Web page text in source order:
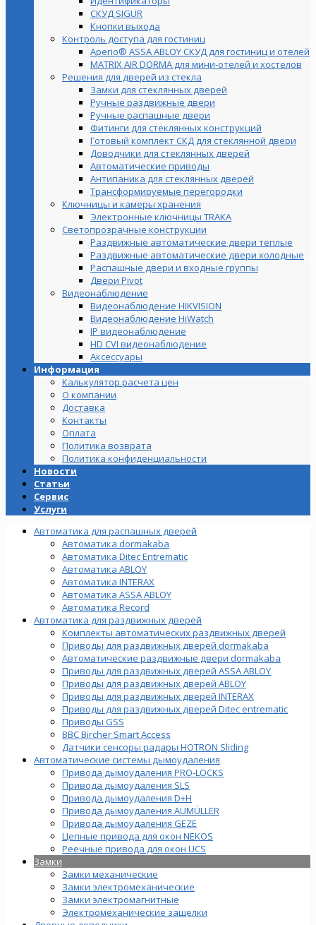
СКУД SIGUR
Кнопки выхода
Контроль доступа для гостиниц
Aperio® ASSA ABLOY СКУД для гостиниц и отелей
MATRIX AIR DORMA для мини-отелей и хостелов
Решения для дверей из стекла
Замки для стеклянных дверей
Ручные раздвижные двери
Ручные распашные двери
Фитинги для стеклянных конструкций
Готовый комплект СКД для стеклянной двери
Доводчики для стеклянных дверей
Автоматические приводы
Антипаника для стеклянных дверей
Трансформируемые перегородки
Ключницы и камеры хранения
Электронные ключницы TRAKA
Светопрозрачные конструкции
Раздвижные автоматические двери теплые
Раздвижные автоматические двери холодные
Распашные двери и входные группы
Двери Pivot
Видеонаблюдение
Видеонаблюдение HIKVISION
Видеонаблюдение HiWatch
IP видеонаблюдение
HD CVI видеонаблюдение
Аксессуары
Информация
Калькулятор расчета цен
О компании
Доставка
Контакты
Оплата
Политика возврата
Политика конфиденциальности
Новости
Статьи
Сервис
Услуги
Автоматика для распашных дверей
Автоматика dormakaba
Автоматика Ditec Entrematic
Автоматика ABLOY
Автоматика INTERAX
Автоматика ASSA ABLOY
Автоматика Record
Автоматика для раздвижных дверей
Комплекты автоматических раздвижных дверей
Приводы для раздвижных дверей dormakaba
Автоматические раздвижные двери dormakaba
Приводы для раздвижных дверей ASSA ABLOY
Приводы для раздвижных дверей ABLOY
Приводы для раздвижных дверей INTERAX
Приводы для раздвижных дверей Ditec entrematic
Приводы GSS
BBC Bircher Smart Access
Датчики сенсоры радары HOTRON Sliding
Автоматические системы дымоудаления
Привода дымоудаления PRO-LOCKS
Привода дымоудаления SLS
Привода дымоудаления D+H
Привода дымоудаления AUMÜLLER
Привода дымоудаления GEZE
Цепные привода для окон NEKOS
Реечные привода для окон UСS
Замки
Замки механические
Замки электромеханические
Замки электромагнитные
Электромеханические защелки